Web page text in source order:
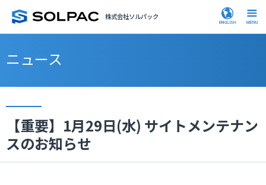
株式会社ソルパック
ニュース
【重要】1月29日(水) サイトメンテナン
スのお知らせ